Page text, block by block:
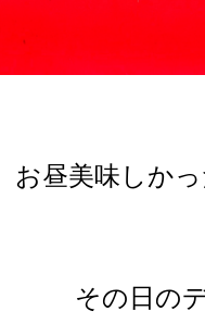
お昼美味しか
その日の